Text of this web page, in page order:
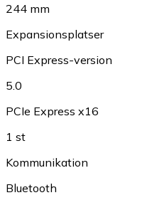
244 mm
Expansionsplatser
PCI Express-version
5.0
PCIe Express x16
1 st
Kommunikation
Bluetooth